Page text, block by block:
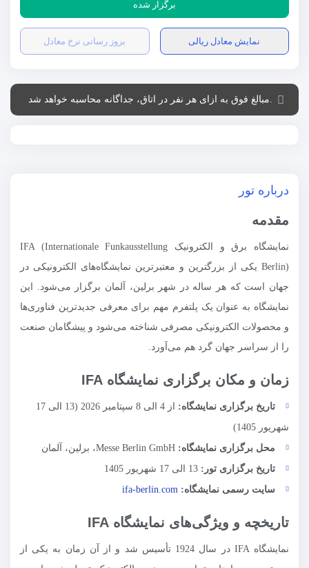
برگزار شده
نمایش معادل ریالی بروز رسانی نرخ معادل
.مبالغ فوق به ازای هر نفر در اتاق، جداگانه محاسبه خواهد شد
درباره تور
مقدمه
نمایشگاه برق و الکترونیک IFA (Internationale Funkausstellung
Berlin) یکی از بزرگترین و معتبرترین نمایشگاه‌های الکترونیکی در
جهان است که هر ساله در شهر برلین، آلمان برگزار می‌شود. این
نمایشگاه به عنوان یک پلتفرم مهم برای معرفی جدیدترین فناوری‌ها
و محصولات الکترونیکی مصرفی شناخته می‌شود و پیشگامان صنعت
را از سراسر جهان گرد هم می‌آورد.
زمان و مکان برگزاری نمایشگاه IFA
تاریخ برگزاری نمایشگاه:
از 4 الی 8 سپتامبر 2026 (13 الی 17
شهریور 1405)
محل برگزاری نمایشگاه:
تاریخ برگزاری تور: 13 الی 17 شهریور 1405
سایت رسمی نمایشگاه: ifa-berlin.com
تاریخچه و ویژگی‌های نمایشگاه IFA
نمایشگاه IFA در سال 1924 تأسیس شد و از آن زمان به یکی از